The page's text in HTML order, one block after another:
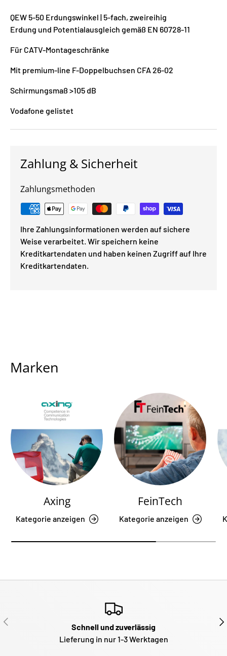
QEW 5-50 Erdungswinkel | 5-fach, zweireihig
Erdung und Potentialausgleich gemäß EN 60728-11
Für CATV-Montageschränke
Mit premium-line F-Doppelbuchsen CFA 26-02
Schirmungsmaß >105 dB
Vodafone gelistet
Zahlung & Sicherheit
Zahlungsmethoden
Ihre Zahlungsinformationen werden auf sichere
Weise verarbeitet. Wir speichern keine
Kreditkartendaten und haben keinen Zugriff auf Ihre
Kreditkartendaten.
Marken
Axing
Kategorie anzeigen
FeinTech
Kategorie anzeigen
VORHERIGE
Schnell und zuverlässig
Lieferung in nur 1-3 Werktagen